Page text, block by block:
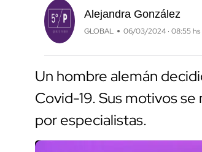
Alejandra González
GLOBAL 06/03/2024 · 08:55 hs
Un hombre alemán
Covid-19. Sus motivos
por especialistas.